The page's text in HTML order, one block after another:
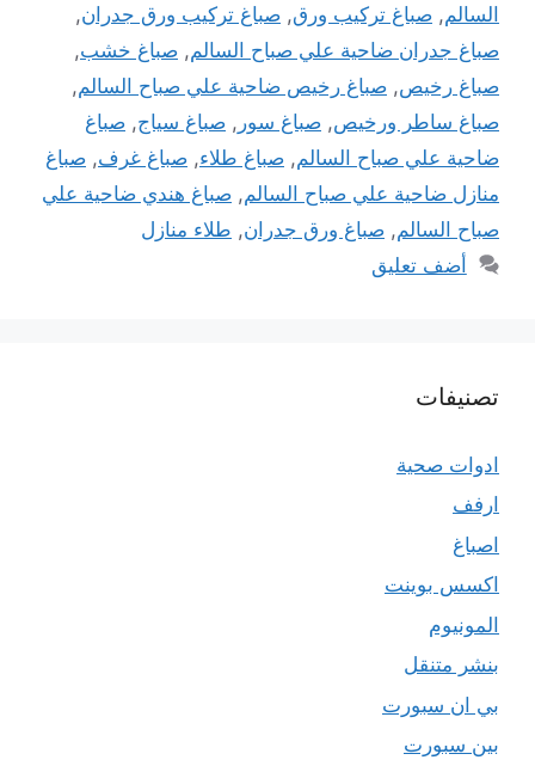
السالم, صباغ تركيب ورق, صباغ تركيب ورق جدران,
صباغ جدران ضاحية علي صباح السالم, صباغ خشب,
صباغ رخيص, صباغ رخيص ضاحية علي صباح السالم,
صباغ ساطر ورخيص, صباغ سور , صباغ سياج, صباغ
ضاحية علي صباح السالم, صباغ طلاء, صباغ غرف, صباغ
منازل ضاحية علي صباح السالم, صباغ هندي ضاحية علي
صباح السالم, صباغ ورق جدران, طلاء منازل
أضف تعليق
تصنيفات
ادوات صحية
ارفف
اصباغ
اكسس بوينت
المونيوم
بنشر متنقل
بي ان سبورت
بين سبورت